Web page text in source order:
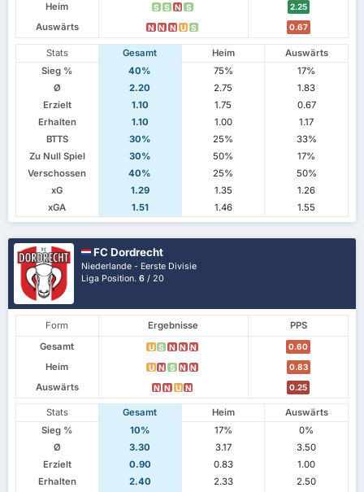
Heim S S N S 2.25
Auswärts N N N U S 0.67
Stats Gesamt Heim
Auswärts
Sieg %
40% 75%
17%
Ø
2.20 2.75
1.83
Erzielt
1.10 1.75
0.67
Erhalten
1.10 1.00
1.17
BTTS
30% 25%
33%
Zu Null Spiel
30% 50%
17%
Verschossen
40% 25%
50%
xG
1.29 1.35
1.26
xGA
1.51 1.46 1.55
FC Dordrecht
Niederlande - Eerste Divisie
Liga Position.6 / 20
Form Ergebnisse
PPS
Gesamt
U S N N N 0.60
Heim U N S N N 0.83
Auswärts N N U N 0.25
Stats Gesamt Heim
Auswärts
Sieg %
10% 17%
0%
Ø
3.30 3.17
3.50
Erzielt
0.90 0.83
1.00
Erhalten
2.40 2.33
2.50